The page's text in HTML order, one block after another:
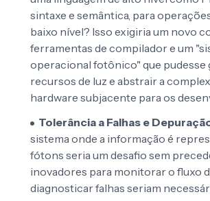
sintaxe e semântica, para
baixo nível? Isso exigiria um novo
ferramentas de compilador e um
operacional fotônico" que pudesse
recursos de luz e abstrair a
hardware subjacente para os
Tolerância a Falhas e
sistema onde a informação é
fótons seria um desafio sem
inovadores para monitorar o fluxo
diagnosticar falhas seriam